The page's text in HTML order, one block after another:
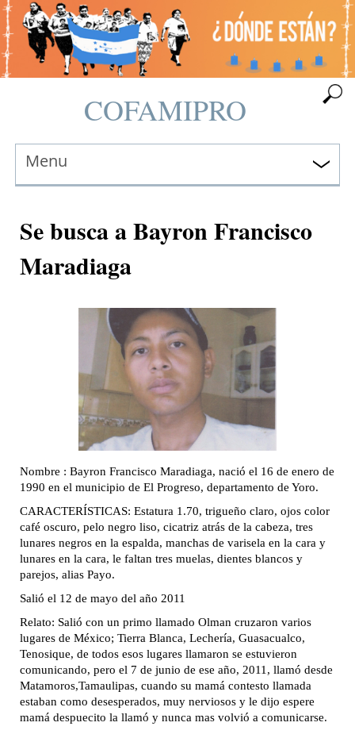
COFAMIPRO
Menu
Se busca a Bayron Francisco
Maradiaga
Nombre : Bayron Francisco Maradiaga, nació el 16 de enero de
1990 en el municipio de El Progreso, departamento de Yoro.
CARACTERÍSTICAS: Estatura 1.70, trigueño claro, ojos color
café oscuro, pelo negro liso, cicatriz atrás de la cabeza, tres
lunares negros en la espalda, manchas de varisela en la cara y
lunares en la cara, le faltan tres muelas, dientes blancos y
parejos, alias Payo.
Salió el 12 de mayo del año 2011
Relato: Salió con un primo llamado Olman cruzaron varios
lugares de México; Tierra Blanca, Lechería, Guasacualco,
Tenosique, de todos esos lugares llamaron se estuvieron
comunicando, pero el 7 de junio de ese año, 2011, llamó desde
Matamoros,Tamaulipas, cuando su mamá contesto llamada
estaban como desesperados, muy nerviosos y le dijo espere
mamá despuecito la llamó y nunca mas volvió a comunicarse.